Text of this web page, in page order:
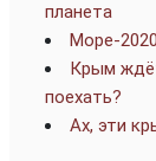
планета
Море-
Крым
поехать?
Ах, эти